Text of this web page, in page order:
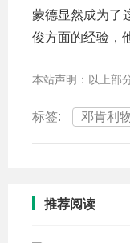
蒙德显然成为了
俊方面的经验，
本站声明：以上部
标签: 邓肯利
推荐阅读